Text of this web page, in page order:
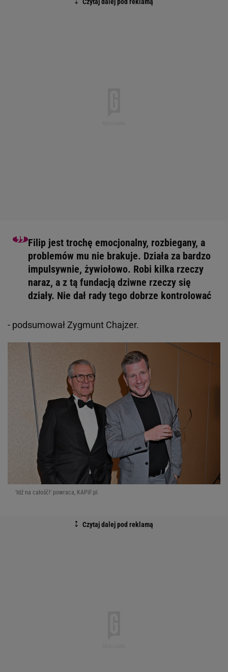
Filip jest trochę emocjonalny, rozbiegany, a
problemów mu nie brakuje. Działa za bardzo
impulsywnie, żywiołowo. Robi kilka rzeczy
naraz, a z tą fundacją dziwne rzeczy się
działy. Nie dał rady tego dobrze kontrolować
- podsumował Zygmunt Chajzer.
'Idź na całość!' powraca, KAPiF.pl